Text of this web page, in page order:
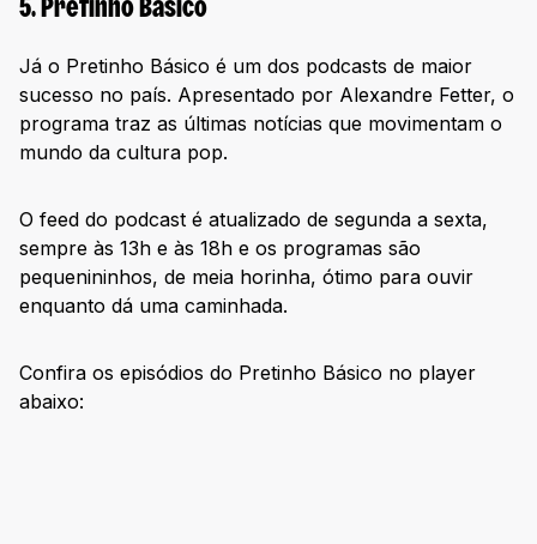
5. Pretinho Básico
Já o Pretinho Básico é um dos podcasts de maior
sucesso no país. Apresentado por Alexandre Fetter, o
programa traz as últimas notícias que movimentam o
mundo da cultura pop.
O feed do podcast é atualizado de segunda a sexta,
sempre às 13h e às 18h e os programas são
pequenininhos, de meia horinha, ótimo para ouvir
enquanto dá uma caminhada.
Confira os episódios do Pretinho Básico no player
abaixo: